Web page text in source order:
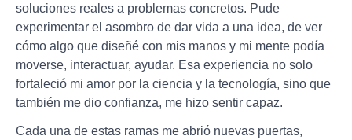
soluciones reales a problemas concretos. Pude
experimentar el asombro de dar vida a una idea, de ver
cómo algo que diseñé con mis manos y mi mente podía
moverse, interactuar, ayudar. Esa experiencia no solo
fortaleció mi amor por la ciencia y la tecnología, sino que
también me dio confianza, me hizo sentir capaz.
Cada una de estas ramas me abrió nuevas puertas,